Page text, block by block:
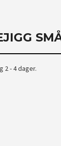
2 - 4 dager.